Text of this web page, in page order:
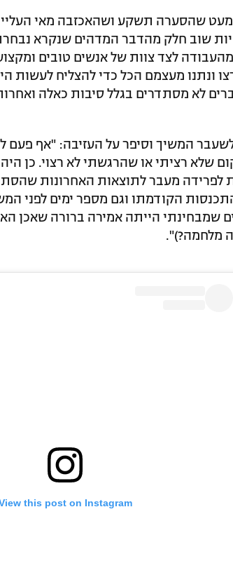
שהסערה תשקע ושהאכזבה מאי העלייה
שוב חלק מהדבר המדהים שנקרא
לצד צוות של אנשים טובים
ונתנו מעצמם הכל כדי להצליח לעשות
לא מסתדרים בגלל סיבות כאלה
המשיך וסיפר על העזיבה: "אף פעם
שלא רציתי או שהרגשתי לא רצוי. כן
לפרידה מעבר לתוצאות האחרונות
הקודמתו וגם מספר ימים לפני
שמבחינתי הייתה אמירה ברורה שאכן
מלחמה?)".
this post on Instagram